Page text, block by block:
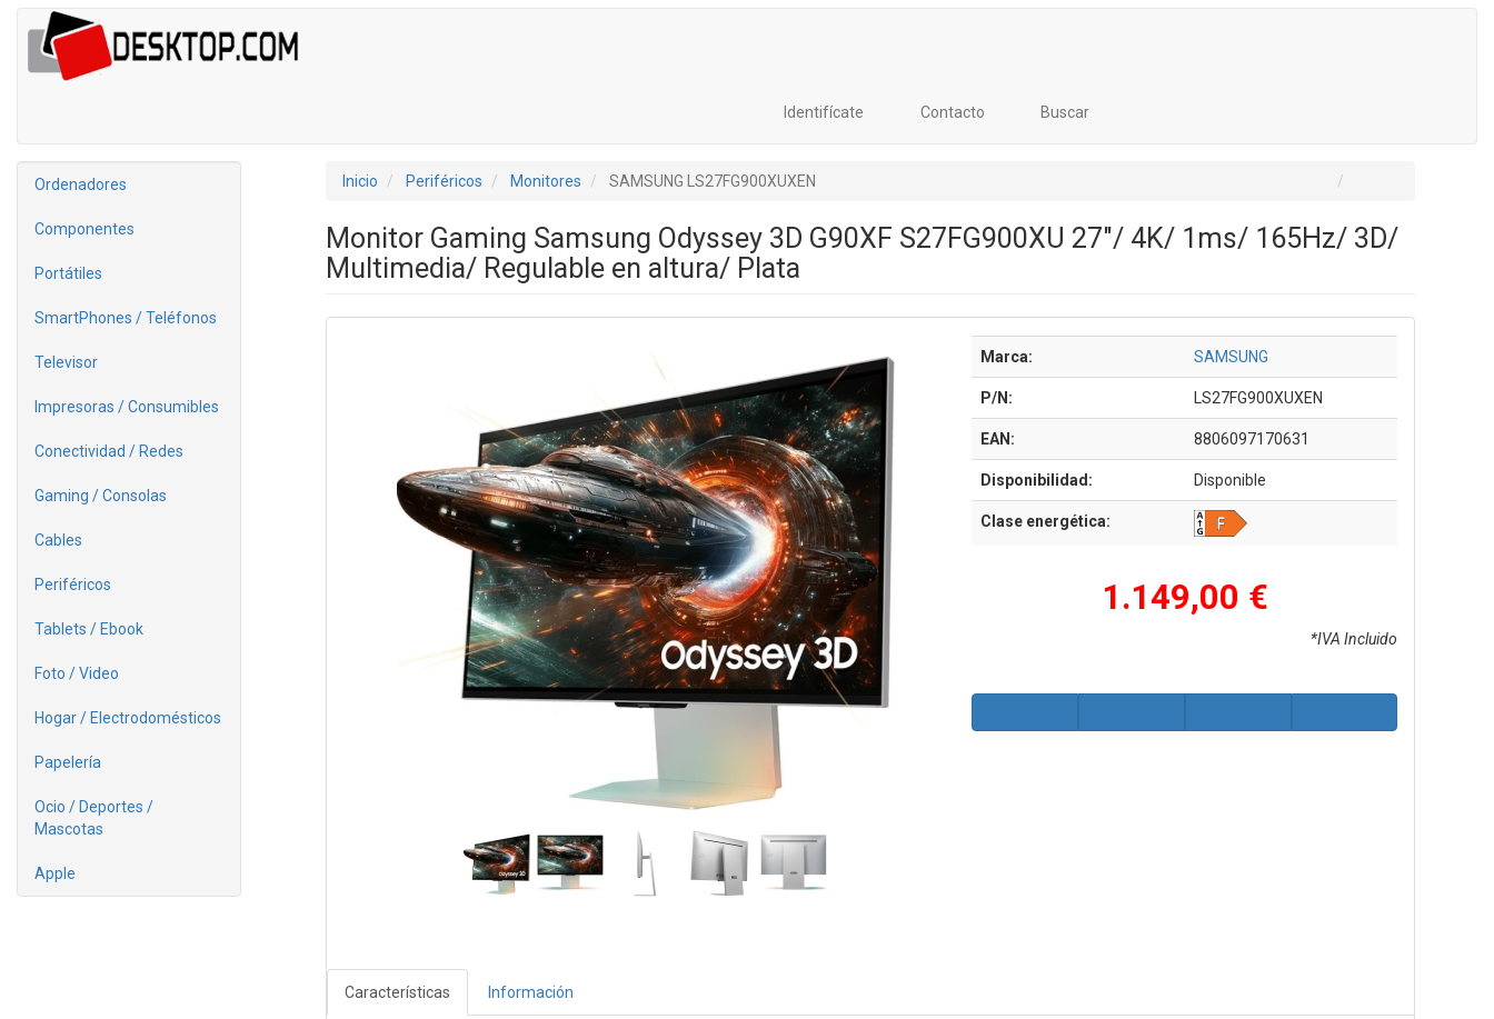
Identifícate Contacto Buscar
Ordenadores
Componentes
Portátiles
SmartPhones / Teléfonos
Televisor
Impresoras / Consumibles
Conectividad / Redes
Gaming / Consolas
Cables
Periféricos
Tablets / Ebook
Foto / Video
Hogar / Electrodomésticos
Papelería
Ocio / Deportes /
Mascotas
Apple
Inicio Periféricos Monitores SAMSUNG LS27FG900XUXEN
Monitor Gaming Samsung Odyssey 3D G90XF S27FG900XU 27"/ 4K/ 1ms/ 165Hz/ 3D/
Multimedia/ Regulable en altura/ Plata
Marca: SAMSUNG
P/N: LS27FG900XUXEN
EAN: 8806097170631
Disponibilidad: Disponible
Clase energética:
1.149,00 €
*IVA Incluido
Características Información